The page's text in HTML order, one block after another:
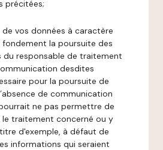
précitées;
vos données à caractère
la poursuite des
du responsable de traitement
desdites
pour la poursuite de
de communication
ne pas permettre de
traitement concerné ou y
d'exemple, à défaut de
informations qui seraient